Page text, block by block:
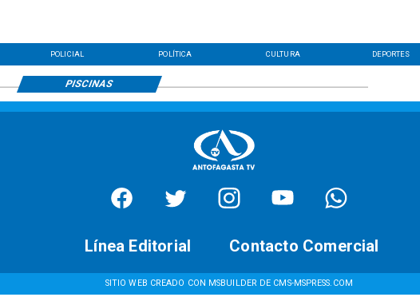
POLICIAL POLÍTICA CULTURA DEPORTES
PISCINAS
SITIO WEB CREADO CON MSBUILDER DE CMS-MSPRESS.COM
Contacto Comercial
Línea Editorial